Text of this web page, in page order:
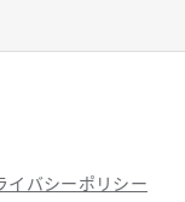
イバシーポリシー